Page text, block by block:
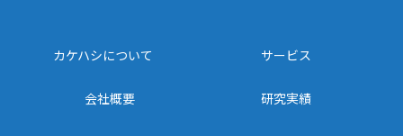
カケハシについて サービス
会社概要 研究実績